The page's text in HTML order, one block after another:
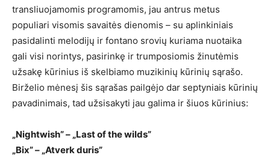
transliuojamomis programomis, jau antrus metus
populiari visomis savaitės dienomis – su aplinkiniais
pasidalinti melodijų ir fontano srovių kuriama nuotaika
gali visi norintys, pasirinkę ir trumposiomis žinutėmis
užsakę kūrinius iš skelbiamo muzikinių kūrinių sąrašo.
Birželio mėnesį šis sąrašas pailgėjo dar septyniais kūrinių
pavadinimais, tad užsisakyti jau galima ir šiuos kūrinius:
„Nightwish” – „Last of the wilds”
„Bix” – „Atverk duris”